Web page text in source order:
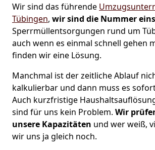
Wir sind das führende
Tübingen, wir sind die Nummer eins
Sperrmüllentsorgungen rund um
auch wenn es einmal schnell gehen
finden wir eine Lösung.
Manchmal ist der zeitliche Ablauf
kalkulierbar und dann muss es
Auch kurzfristige
sind für uns kein Problem. Wir
unsere Kapazitäten und wer weiß,
wir uns ja gleich noch.